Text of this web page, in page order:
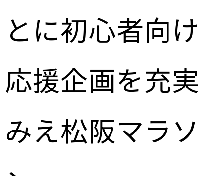
とに初心者向け
応援企画を充実
みえ松阪マラソ